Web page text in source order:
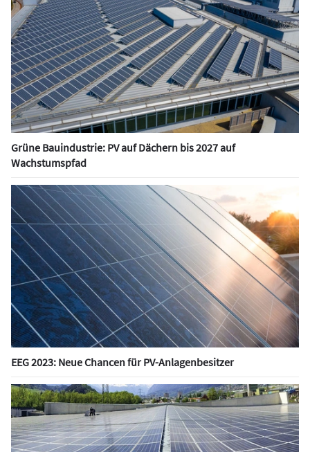
Grüne Bauindustrie: PV auf Dächern bis 2027 auf
Wachstumspfad
EEG 2023: Neue Chancen für PV-Anlagenbesitzer